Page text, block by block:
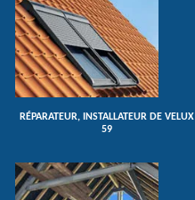
RÉPARATEUR, INSTALLATEUR DE VELUX
59